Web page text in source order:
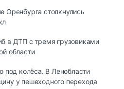
Оренбурга столкнулись
в ДТП с тремя грузовиками
области
под колёса. В Ленобласти
у пешеходного перехода